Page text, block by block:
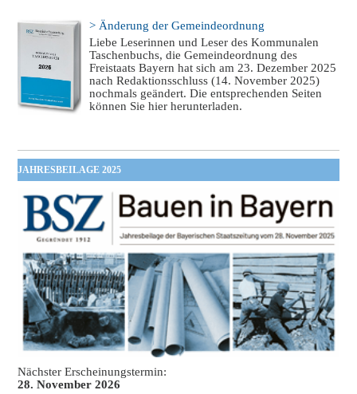
> Änderung der Gemeindeordnung
Liebe Leserinnen und Leser des Kommunalen
Taschenbuchs, die Gemeindeordnung des
Freistaats Bayern hat sich am 23. Dezember 2025
nach Redaktionsschluss (14. November 2025)
nochmals geändert. Die entsprechenden Seiten
können Sie hier herunterladen.
JAHRESBEILAGE 2025
Nächster Erscheinungstermin:
28. November 2026